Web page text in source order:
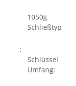
1050g
Schließtyp
:
Schlüssel
Umfang: